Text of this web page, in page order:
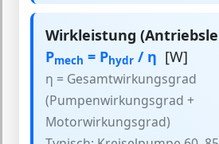
Wirkleistung
Pmech = Phydr / η [W]
η = Gesamtwirkungsgrad
(Pumpenwirkungsgrad +
Motorwirkungsgrad)